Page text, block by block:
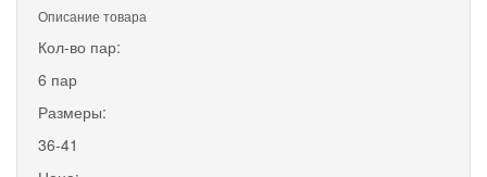
Описание товара
Кол-во пар:
6 пар
Размеры:
36-41